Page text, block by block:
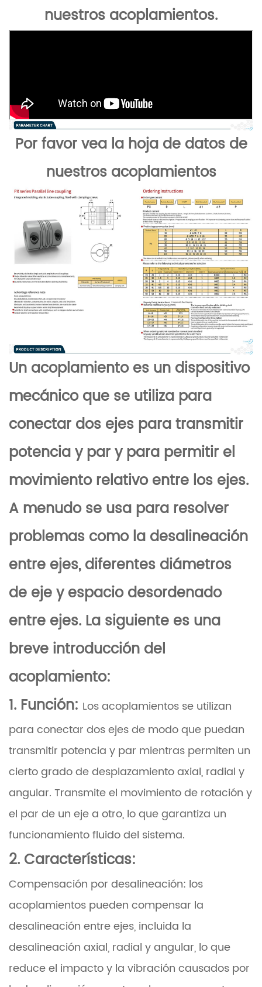
nuestros acoplamientos.
Por favor vea la hoja de datos de
nuestros acoplamientos
Un acoplamiento es un dispositivo
mecánico que se utiliza para
conectar dos ejes para transmitir
potencia y par y para permitir el
movimiento relativo entre los ejes.
A menudo se usa para resolver
problemas como la desalineación
entre ejes, diferentes diámetros
de eje y espacio desordenado
entre ejes. La siguiente es una
breve introducción del
acoplamiento:
1. Función: Los acoplamientos se utilizan
para conectar dos ejes de modo que puedan
transmitir potencia y par mientras permiten un
cierto grado de desplazamiento axial, radial y
angular. Transmite el movimiento de rotación y
el par de un eje a otro, lo que garantiza un
funcionamiento fluido del sistema.
2. Características:
Compensación por desalineación: los
acoplamientos pueden compensar la
desalineación entre ejes, incluida la
desalineación axial, radial y angular, lo que
reduce el impacto y la vibración causados por